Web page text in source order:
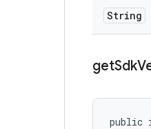
String
getSdk
public